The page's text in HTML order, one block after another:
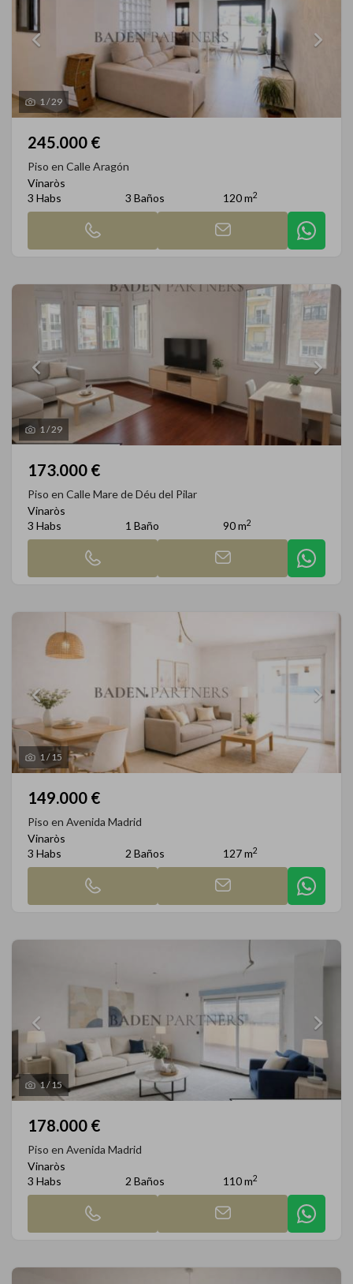
1/29
245.000 €
Piso en Calle Aragón
Vinaròs
3 Habs
3 Baños 120 m2
1/29
173.000 €
Piso en Calle Mare de Déu del Pilar
Vinaròs
3 Habs
1 Baño 90 m2
1/ 15
149.000 €
Piso en Avenida Madrid
Vinaròs
3 Habs
2 Baños 127 m2
1/ 15
178.000 €
Piso en Avenida Madrid
Vinaròs
3 Habs
2 Baños 110 m2